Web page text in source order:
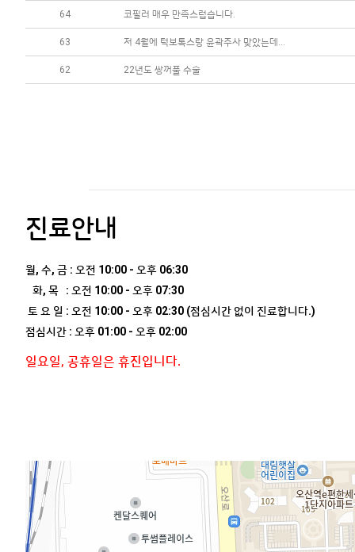
64 코필러 매우 만족스럽습니다.
63 저 4월에 턱보톡스랑 윤곽주사 맞았는데...
62 22년도 쌍꺼풀 수술
진료안내
월, 수, 금 : 오전 10:00 - 오후 06:30
화, 목 : 오전 10:00 - 오후 07:30
토 요 일 : 오전 10:00 - 오후 02:30 (점심시간 없이 진료합니다.)
점심시간 : 오후 01:00 - 오후 02:00
일요일, 공휴일은 휴진입니다.